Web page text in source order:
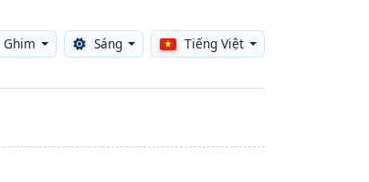
Ghim Toggle theme
Sáng Tiếng Việt